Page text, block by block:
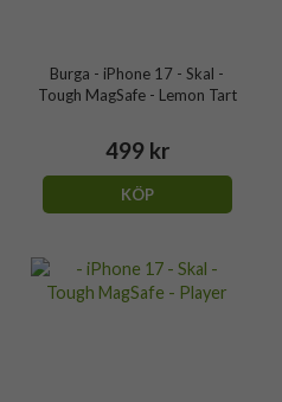
Burga - iPhone 17 - Skal -
Tough MagSafe - Lemon Tart
499 kr
KÖP